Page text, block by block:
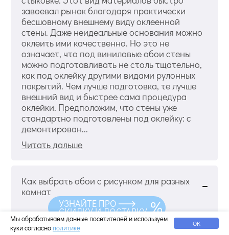
завоевал рынок благодаря практически
бесшовному внешнему виду оклеенной
стены. Даже неидеальные основания можно
оклеить ими качественно. Но это не
означает, что под виниловые обои стены
можно подготавливать не столь тщательно,
как под оклейку другими видами рулонных
покрытий. Чем лучше подготовка, те лучше
внешний вид и быстрее сама процедура
оклейки. Предположим, что стены уже
стандартно подготовлены под оклейку: с
демонтирован...
Читать дальше
Как выбрать обои с рисунком для разных
комнат
Мы обрабатываем данные посетителей и используем
куки согласно политике ОК
УЗНАЙТЕ ПРО
СКИДКУ И ДОСТАВКУ